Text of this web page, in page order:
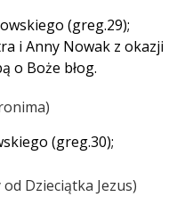
(greg.29);
i Anny Nowak z okazji
o Boże błog.
(greg.30);
od Dzieciątka Jezus